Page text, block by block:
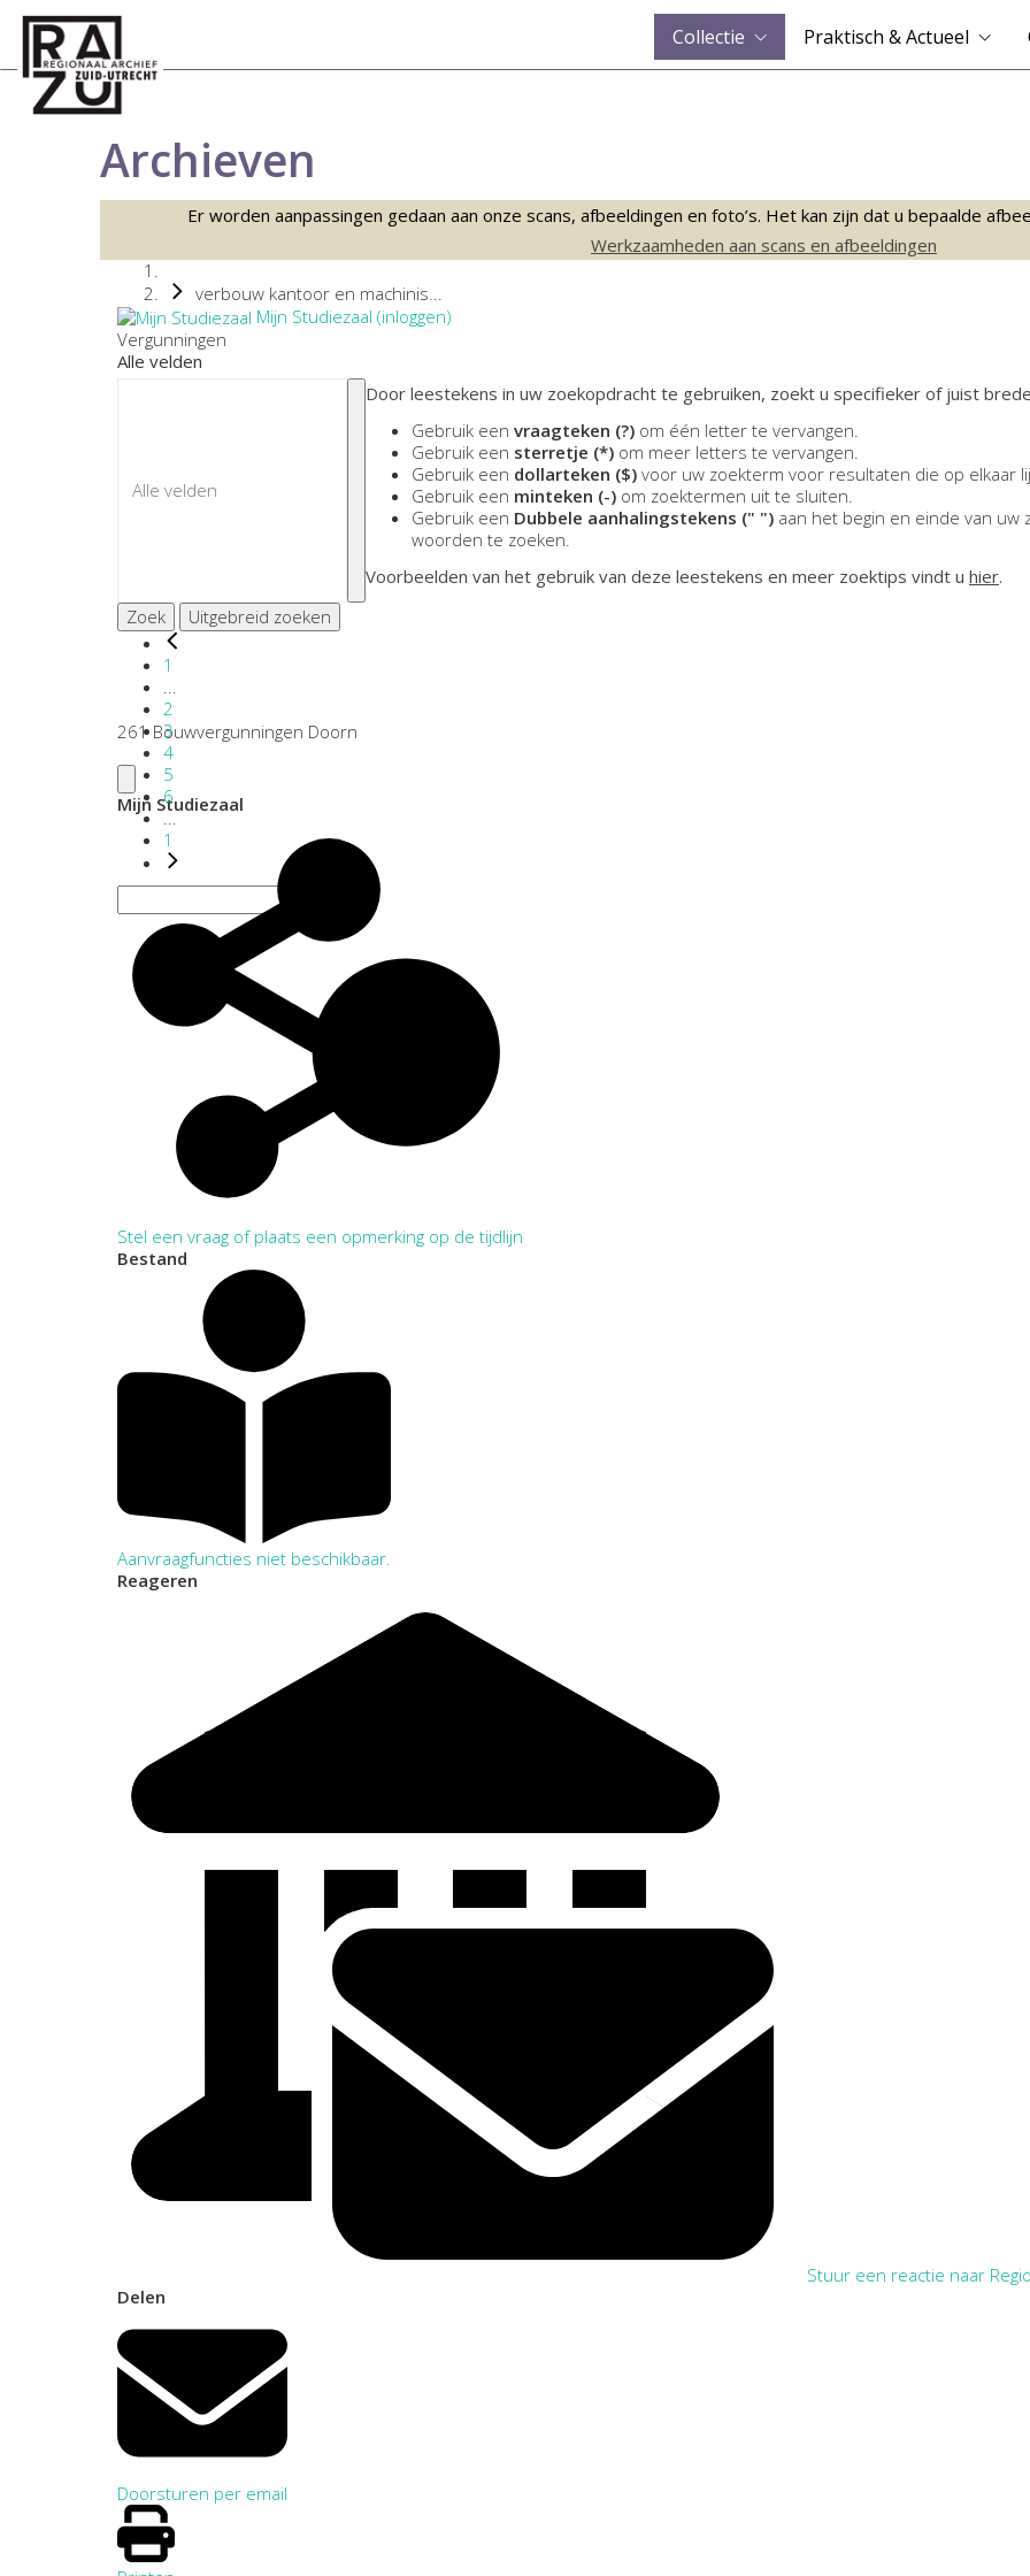
Collectie Praktisch & Actueel
Archieven
Er worden aanpassingen gedaan aan onze scans, afbeeldingen en foto’s. Het kan zijn dat u bepaalde
Werkzaamheden aan scans en afbeeldingen
verbouw kantoor en machinis...
Mijn Studiezaal (inloggen)
Vergunningen
Alle velden
Door leestekens in uw zoekopdracht te gebruiken, zoekt u specifieker of juist
Gebruik een vraagteken (?) om één letter te vervangen.
Gebruik een sterretje (*) om meer letters te vervangen.
Gebruik een dollarteken ($) voor uw zoekterm voor resultaten die op elkaar
Gebruik een minteken (-) om zoektermen uit te sluiten.
Gebruik een Dubbele aanhalingstekens (" ") aan het begin en einde van uw
woorden te zoeken.
Voorbeelden van het gebruik van deze leestekens en meer zoektips vindt u hier.
Zoek
Uitgebreid zoeken
1
2
3
4
5
6
...
1
261 Bouwvergunningen Doorn
Mijn Studiezaal
Stel een vraag of plaats een opmerking op de tijdlijn
Bestand
Aanvraagfuncties niet beschikbaar.
Reageren
Stuur een reactie naar
Delen
Doorsturen per email